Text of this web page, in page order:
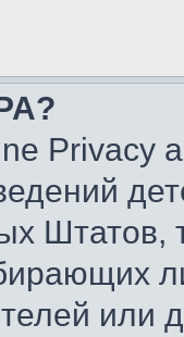
Privacy
Штатов,
или